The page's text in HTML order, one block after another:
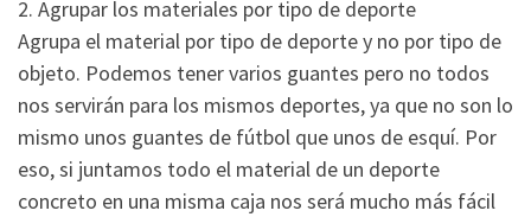
2. Agrupar los materiales por tipo de deporte
Agrupa el material por tipo de deporte y no por tipo de
objeto. Podemos tener varios guantes pero no todos
nos servirán para los mismos deportes, ya que no son lo
mismo unos guantes de fútbol que unos de esquí. Por
eso, si juntamos todo el material de un deporte
concreto en una misma caja nos será mucho más fácil